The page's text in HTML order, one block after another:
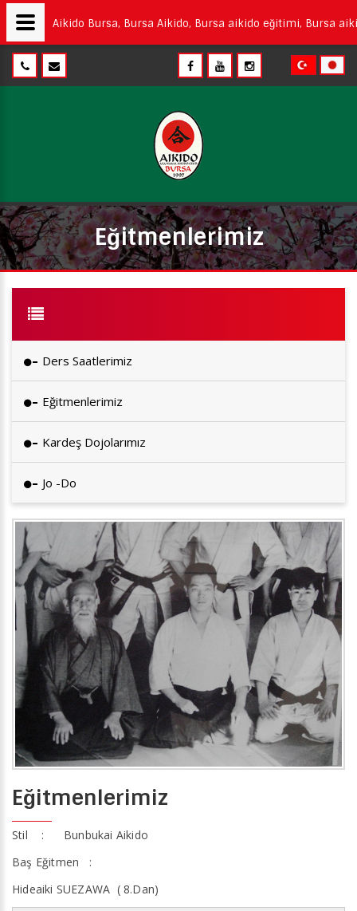
Eğitmenlerimiz
Ders Saatlerimiz
Eğitmenlerimiz
Kardeş Dojolarımız
Jo -do
Eğitmenlerimiz
Stil : Bunbukai Aikido
Baş Eğitmen :
Hideaiki SUEZAWA ( 8.Dan)
Aikido Bursa, Bursa Aikido, Bursa aikido eğitimi, Bursa